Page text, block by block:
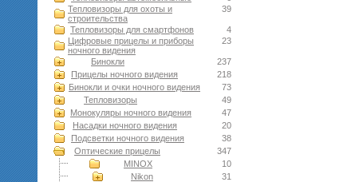
39
Тепловизоры для охоты и
строительства
4
Тепловизоры для смартфонов
23
Цифровые прицелы и приборы
ночного видения
237
Бинокли
218
Прицелы ночного видения
73
Бинокли и очки ночного видения
49
Тепловизоры
47
Монокуляры ночного видения
20
Насадки ночного видения
38
Подсветки ночного видения
347
Оптические прицелы
10
MINOX
31
Nikon